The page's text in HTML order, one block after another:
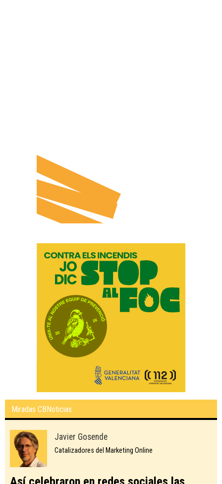
Miradas CBNoticias
Javier Gosende
Catalizadores del Marketing Online